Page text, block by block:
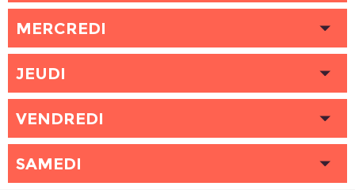
INTERVENANT (E) COUTEAU Anne
PLACES DISPONIBLES
HEURE 12h00 - 15h00
LIEU COURONNES (Paris 20ème)
INTERVENANT (E) COUTEAU Anne
PLACES DISPONIBLES
HEURE 15h00 - 18h00
LIEU
HEURE 09h00 - 12h00
LIEU COURONNES (Paris 20ème)
INTERVENANT (E) PESTRE Galatée
PLACES DISPONIBLES
HEURE 12h00 - 15h00
LIEU COURONNES (Paris 20ème)
INTERVENANT (E) PESTRE Galatée
PLACES DISPONIBLES
MERCREDI
HEURE 09h00 - 12h00
LIEU COURONNES (Paris 20ème)
INTERVENANT (E) COUTEAU Anne
PLACES DISPONIBLES
HEURE 12h45 - 15h45
LIEU COURONNES (Paris 20ème)
JEUDI
HEURE 18h30 - 21h30
LIEU COURONNES (Paris 20ème)
INTERVENANT (E) PINEROS CUELLAR Andrea
PLACES DISPONIBLES
VENDREDI
HEURE 09h00 - 12h00
LIEU COURONNES (Paris 20ème)
SAMEDI